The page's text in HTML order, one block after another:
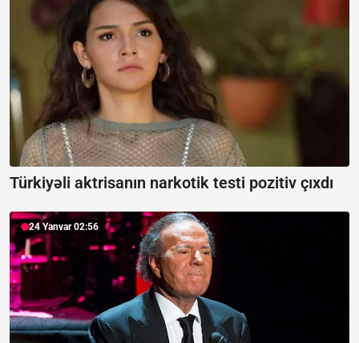
Türkiyəli aktrisanın narkotik testi pozitiv çıxdı
24 Yanvar 02:56